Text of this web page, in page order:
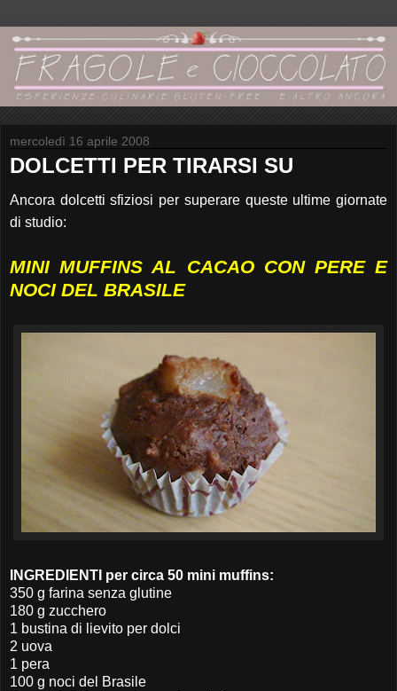
mercoledì 16 aprile 2008
DOLCETTI PER TIRARSI SU
Ancora dolcetti sfiziosi per superare queste ultime giornate
di studio:
MINI MUFFINS AL CACAO CON PERE E
NOCI DEL BRASILE
INGREDIENTI per circa 50 mini muffins:
350 g farina senza glutine
180 g zucchero
1 bustina di lievito per dolci
2 uova
1 pera
100 g noci del Brasile